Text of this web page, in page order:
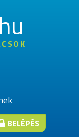
hu
BELÉPÉS